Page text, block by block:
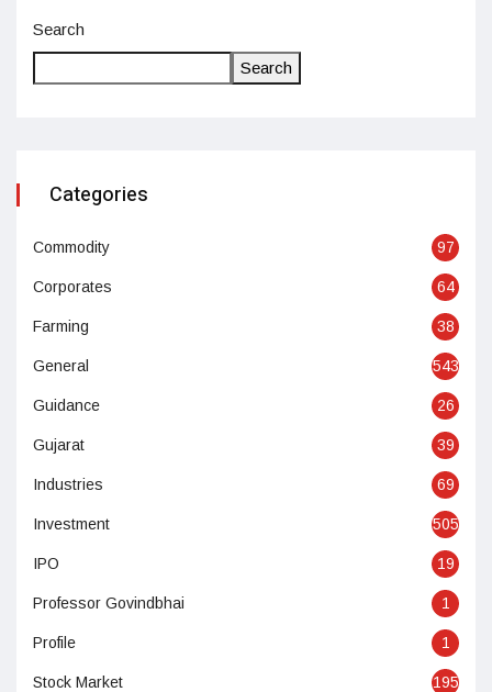
Search
Search
Categories
Commodity 97
Corporates 64
Farming 38
General 543
Guidance 26
Gujarat 39
Industries 69
Investment 505
IPO 19
Professor Govindbhai 1
Profile 1
Stock Market 195